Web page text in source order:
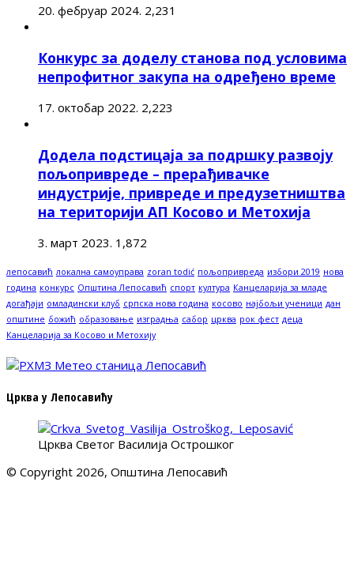
20. фебруар 2024. 2,231
Конкурс за доделу станова под условима
непрофитног закупа на одређено време
17. октобар 2022. 2,223
Додела подстицаја за подршку развоју
пољопривреде – прерађивачке
индустрије, привреде и предузетништва
на територији АП Косово и Метохија
3. март 2023. 1,872
лепосавић локална самоуправа zoran todić пољопривреда избори 2019 нова
година конкурс Општина Лепосавић спорт култура Канцеларија за младе
догађаји омладински клуб српска нова година косово најбољи ученици дан
општине божић образовање изградња сабор црква рок фест деца
Канцеларија за Косово и Метохију
Црква у Лепосавићу
Црква Светог Василија Острошког
© Copyright 2026, Општина Лепосавић